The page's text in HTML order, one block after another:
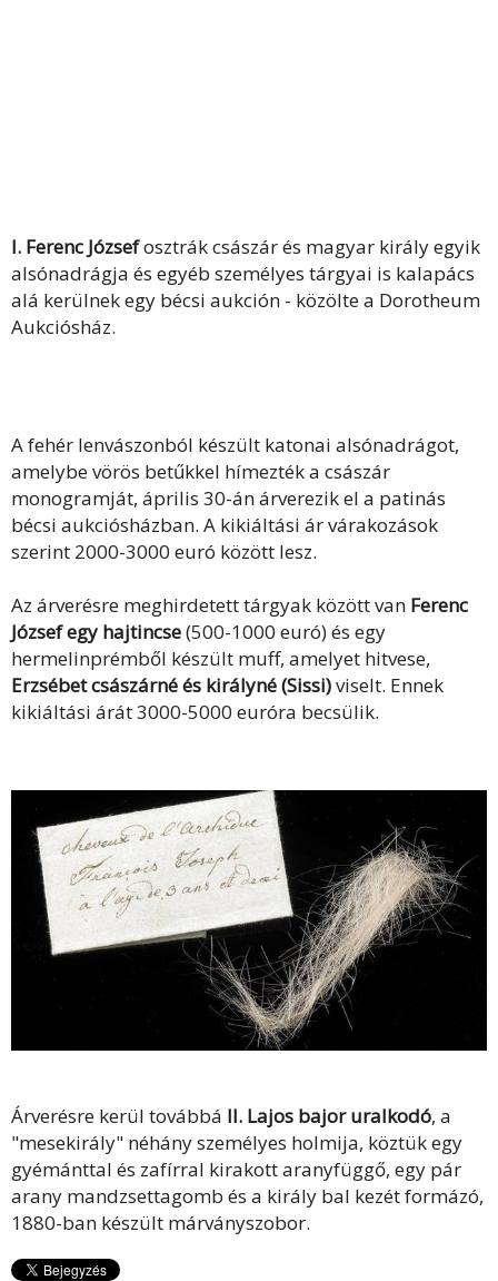
I. Ferenc Józsefosztrák császár és magyar király egyik
alsónadrágja és egyéb személyes tárgyai is kalapács
alá kerülnek egy bécsi aukción - közölte a Dorotheum
Aukciósház.
A fehér lenvászonból készült katonai alsónadrágot,
amelybe vörös betűkkel hímezték a császár
monogramját, április 30-án árverezik el a patinás
bécsi aukciósházban. A kikiáltási ár várakozások
szerint 2000-3000 euró között lesz.
Az árverésre meghirdetett tárgyak között van Ferenc
József egy hajtincse(500-1000 euró) és egy
hermelinprémből készült muff, amelyet hitvese,
Erzsébet császárné és királyné (Sissi)viselt. Ennek
kikiáltási árát 3000-5000 euróra becsülik.
Árverésre kerül továbbá II. Lajos bajor uralkodó, a
"mesekirály" néhány személyes holmija, köztük egy
gyémánttal és zafírral kirakott aranyfüggő, egy pár
arany mandzsettagomb és a király bal kezét formázó,
1880-ban készült márványszobor.